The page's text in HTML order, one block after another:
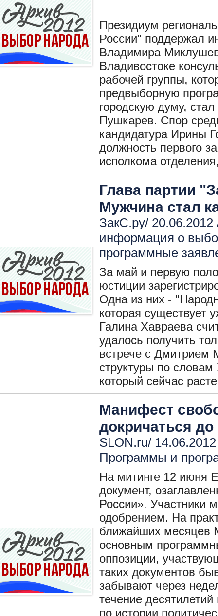
Президиум
России" поддержал
Владимира
Владивостоке
рабочей группы,
предвыборную
городскую думу,
Пушкарев. Спор
кандидатура Ирины
должность первого
исполкома
Глава партии
Мужчина стал
ЗакС.ру/
информация о
программные
За май и первую
юстиции
Одна из них -
которая существует
Галина Хавраева
удалось получить
встрече с Дмитрием
структуры по
который сейчас
Манифест
докричаться до
SLON.ru/
Программы и
На митинге 12 июня
документ,
России». Участники
одобрением. На
ближайших месяцев
основным
оппозиции,
таких документов
забывают через
течение
по истории